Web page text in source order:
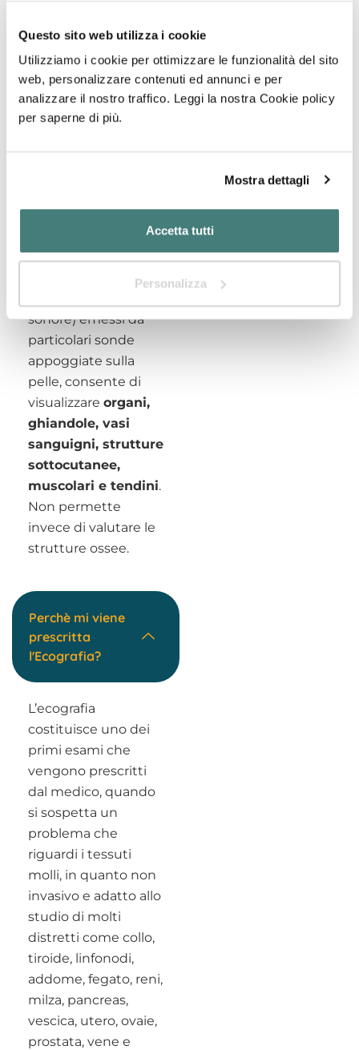
Questo sito web utilizza i cookie
Utilizziamo i cookie per ottimizzare le funzionalità del sito
web, personalizzare contenuti ed annunci e per
analizzare il nostro traffico. Leggi la nostra Cookie policy
per saperne di più.
Mostra dettagli
Accetta tutti
Personalizza
Ecografia
Un esperto risponde alle vostra
domande su tema dell'Ecografia
Che cos’è
l’Ecografia?
L’ecografia èuna
diagnostica non
che utilizza
sonore) emessi da
particolari sonde
appoggiate sulla
pelle, consente di
visualizzare organi,
ghiandole, vasi
sanguigni, strutture
sottocutanee,
muscolari e tendini.
Non permette
invece di valutare le
strutture ossee.
Perchè mi viene
prescritta
l'Ecografia?
L’ecografia
costituisce uno dei
primi esami che
vengono prescritti
dal medico, quando
si sospetta un
problema che
riguardi i tessuti
molli, in quanto non
invasivo e adatto allo
studio di molti
distretti come collo,
tiroide, linfonodi,
addome, fegato, reni,
milza, pancreas,
vescica, utero, ovaie,
prostata, vene e